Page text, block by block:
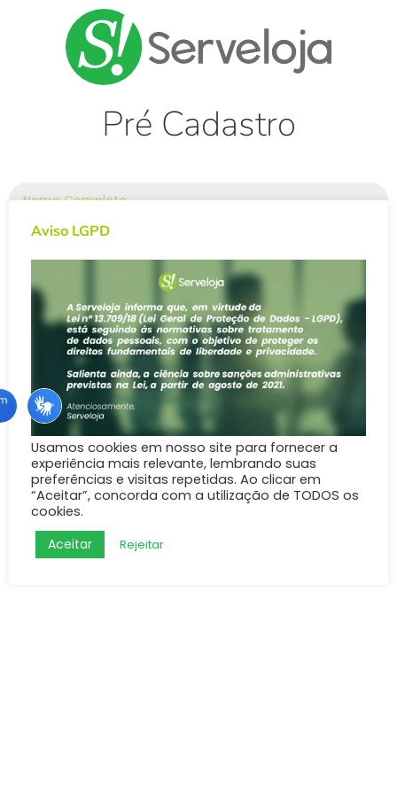
Pré Cadastro
Enviar
Copyright © 2018 Serveloja. Todos os direitos reservados
Aviso LGPD
Usamos cookies em nosso site para fornecer a
experiência mais relevante, lembrando suas
preferências e visitas repetidas. Ao clicar em
“Aceitar”, concorda com a utilização de TODOS os
cookies.
Aceitar
Rejeitar